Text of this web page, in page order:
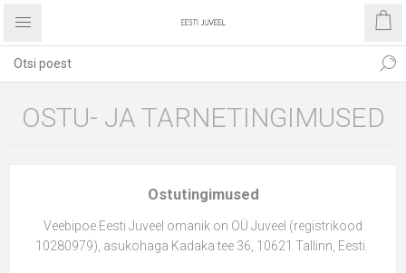
OSTU- JA TARNETINGIMUSED
Ostutingimused
Veebipoe Eesti Juveel omanik on OÜ Juveel (registrikood
10280979), asukohaga Kadaka tee 36, 10621 Tallinn, Eesti.